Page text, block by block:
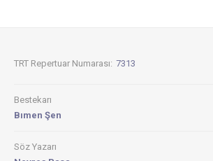
TRT Repertuar Numarası: 7313
Bestekarı
Bımen Şen
Söz Yazarı